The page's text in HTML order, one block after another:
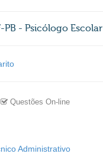
PB - Psicólogo Escolar
Questões On-line
Administrativo